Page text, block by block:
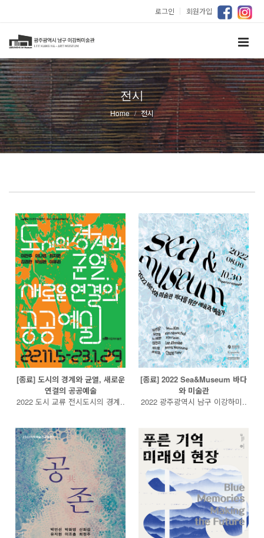
로그인 ｜ 회원가입
전시
Home 전시
[종료] 도시의 경계와 균열, 새로운
연결의 공공예술
2022 도시 교류 전시도시의 경계..
[종료] 2022 Sea&Museum 바다
와 미술관
2022 광주광역시 남구 이강하미..